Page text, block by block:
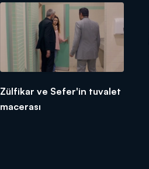
Zülfikar ve Sefer'in tuvalet
macerası